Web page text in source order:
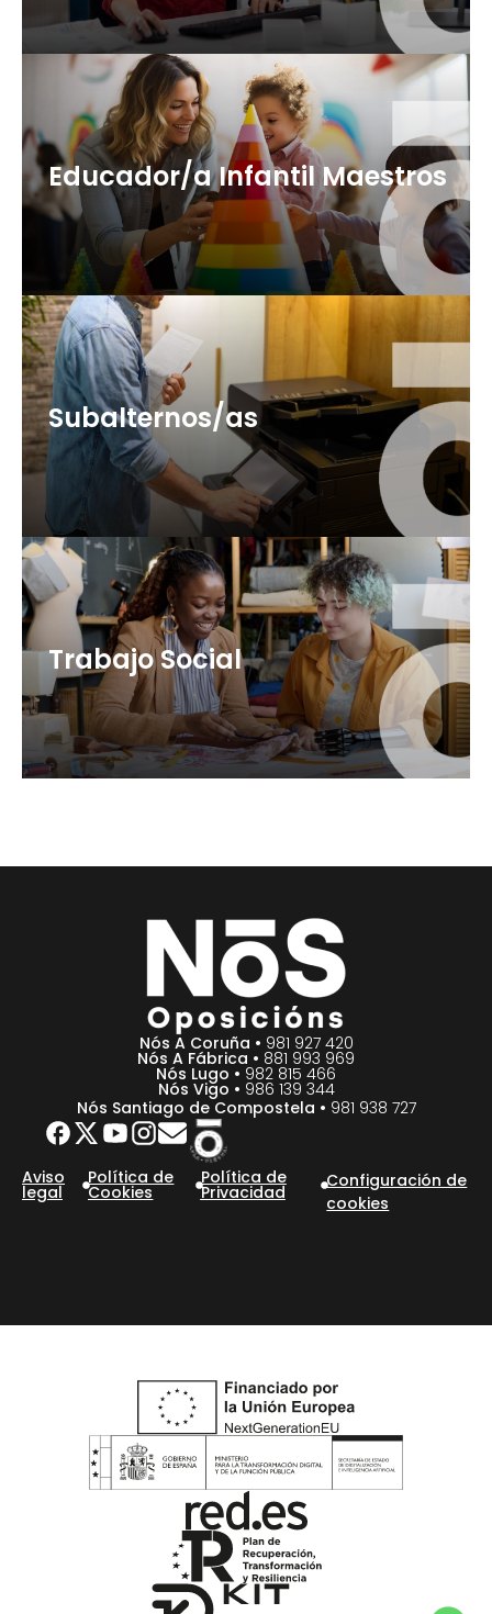
120 Plazas (OEP 2025 + 2026)
+ info
Educador/a Infantil Maestros
+ info
Subalternos/as
116 plazas (OEP 2025 + 2026)
+ info
Trabajo Social
5 plazas (OEP 2026)
Nós A Coruña • 981 927 420
Nós A Fábrica • 881 993 969
Nós Lugo • 982 815 466
Nós Vigo • 986 139 344
Nós Santiago de Compostela • 981 938 727
Aviso
legal
Política de
Cookies
Política de
Privacidad
Configuración de
cookies